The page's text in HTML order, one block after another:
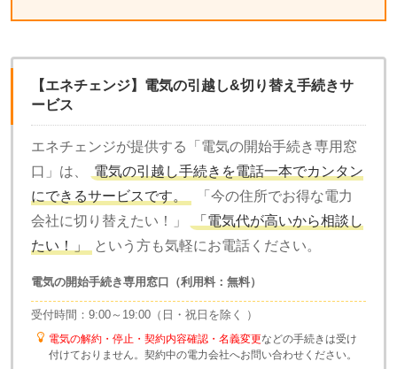
【エネチェンジ】電気の引越し&切り替え手続きサ
ービス
エネチェンジが提供する「電気の開始手続き専用窓
口」は、
電気の引越し手続きを電話一本でカンタン
にできるサービスです。
「今の住所でお得な電力
会社に切り替えたい！」
「電気代が高いから相談し
たい！」
という方も気軽にお電話ください。
電気の開始手続き専用窓口（利用料：無料）
受付時間：9:00～19:00（日・祝日を除く ）
電気の解約・停止・契約内容確認・名義変更などの手続きは受け
付けておりません。契約中の電力会社へお問い合わせください。